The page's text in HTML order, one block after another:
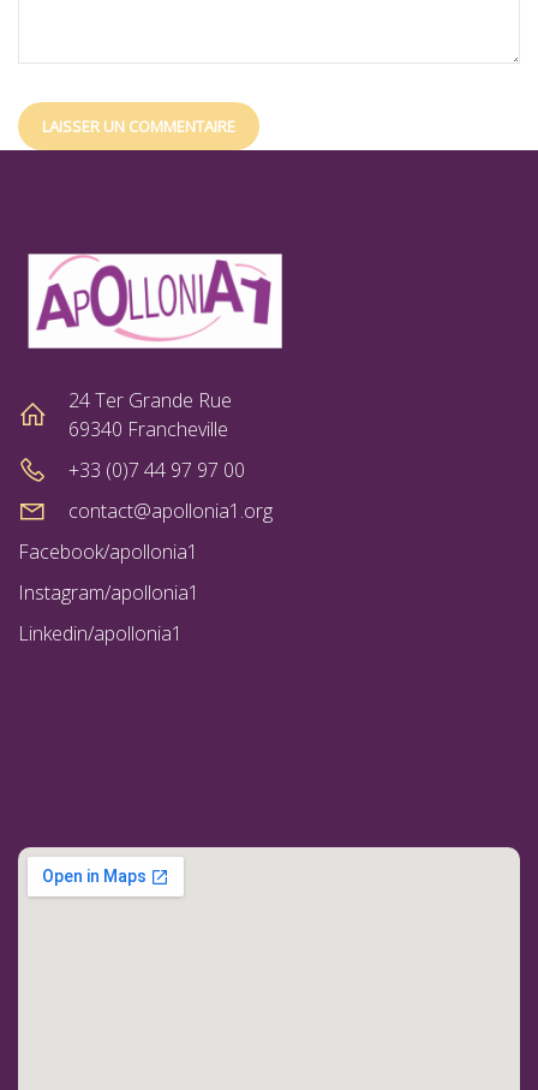
24 Ter Grande Rue
69340 Francheville
+33 (0)7 44 97 97 00
contact@apollonia1.org
Facebook/apollonia1
Instagram/apollonia1
Linkedin/apollonia1